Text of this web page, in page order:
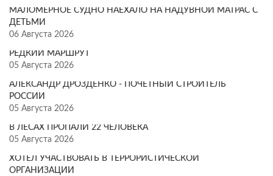
МАЛОМЕРНОЕ СУДНО НАЕХАЛО НА НАДУВНОЙ МАТРАС С
ДЕТЬМИ
06 Августа 2026
РЕДКИЙ МАРШРУТ
05 Августа 2026
АЛЕКСАНДР ДРОЗДЕНКО - ПОЧЁТНЫЙ СТРОИТЕЛЬ
РОССИИ
05 Августа 2026
В ЛЕСАХ ПРОПАЛИ 22 ЧЕЛОВЕКА
05 Августа 2026
ХОТЕЛ УЧАСТВОВАТЬ В ТЕРРОРИСТИЧЕСКОЙ
ОРГАНИЗАЦИИ